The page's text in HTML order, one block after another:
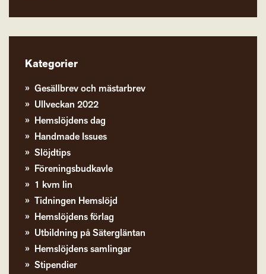
Kategorier
Gesällbrev och mästarbrev
Ullveckan 2022
Hemslöjdens dag
Handmade Issues
Slöjdtips
Föreningsbudkavle
1 kvm lin
Tidningen Hemslöjd
Hemslöjdens förlag
Utbildning på Sätergläntan
Hemslöjdens samlingar
Stipendier